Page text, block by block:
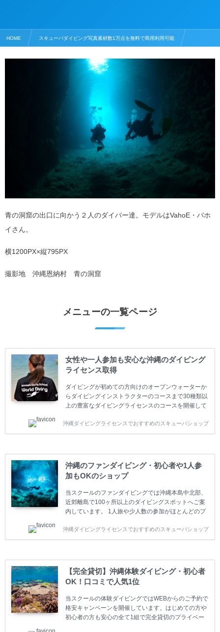
HOME スキューバダイビング写真素材数1万点を無料で商用利用可能
青の洞窟の出口に向かう２人のダイバー達。モデルはVahoE・バホ
イさん。
横1200PX×縦795PX
撮影地 沖縄恩納村 青の洞窟
メニューの一覧ページ
女性や一人参加も安心な沖縄のダイビング
ライセンス取得
ダイビングが初めての方向けのオープンウォーターか
らダイビングインストラクターのコースまで30種類以
上の豊富なダイビングライセンスのコースを開催して
(TEC)のコースもご用意しています。 当スクールを受
講するお客様は一人参加などの少人数のご参加が最も
スクールです。各種ダイビングライセンス取得コース
は年間を通じてキャンペーンを行っています。 ベーシ
ックダイバー(Cカード) 1日間+eラーニング 最安値キ
ャンペーン ￥22800(税込) ￥16800(税込) 器材 / 送
迎 / 保険 / 全て込み ダイビング...
沖縄ダイビングライセンスでおすすめのスキューバショップ
沖縄のファンダイビング・初心者や1人参
加もOKのショップ
当スクールのファンダイビングでは沖縄本島中北部、
近郊離島で100ヶ所以上のダイビングスポットへご案
内しています。 1人旅や少人数の参加がほとんどのプ
の方も安心して楽しめるようにリフレッシュダイビン
グコースもご用意しています。お1人様も初心者の方
イセンスを取得したお客様、ファンダイビングのリピ
ーター様はファンダイビングの全てのコース費が
10%OFF、フル器材レンタルが50%OFFになります。
沖縄本島周辺ビーチ・ファンダイビング ￥13800(税
込)【 2ビーチ 】 ウエイト / タンク / 送迎...
沖縄ダイビングライセンスでおすすめのスキューバショップ
【完全貸切】沖縄体験ダイビング・初心者
OK！口コミで人気1位
当スクールの体験ダイビングではWEBからのご予約で
格安キャンペーンを開催しています。はじめての方や
初心者の方も安心の全て1組で完全貸切のプライベー